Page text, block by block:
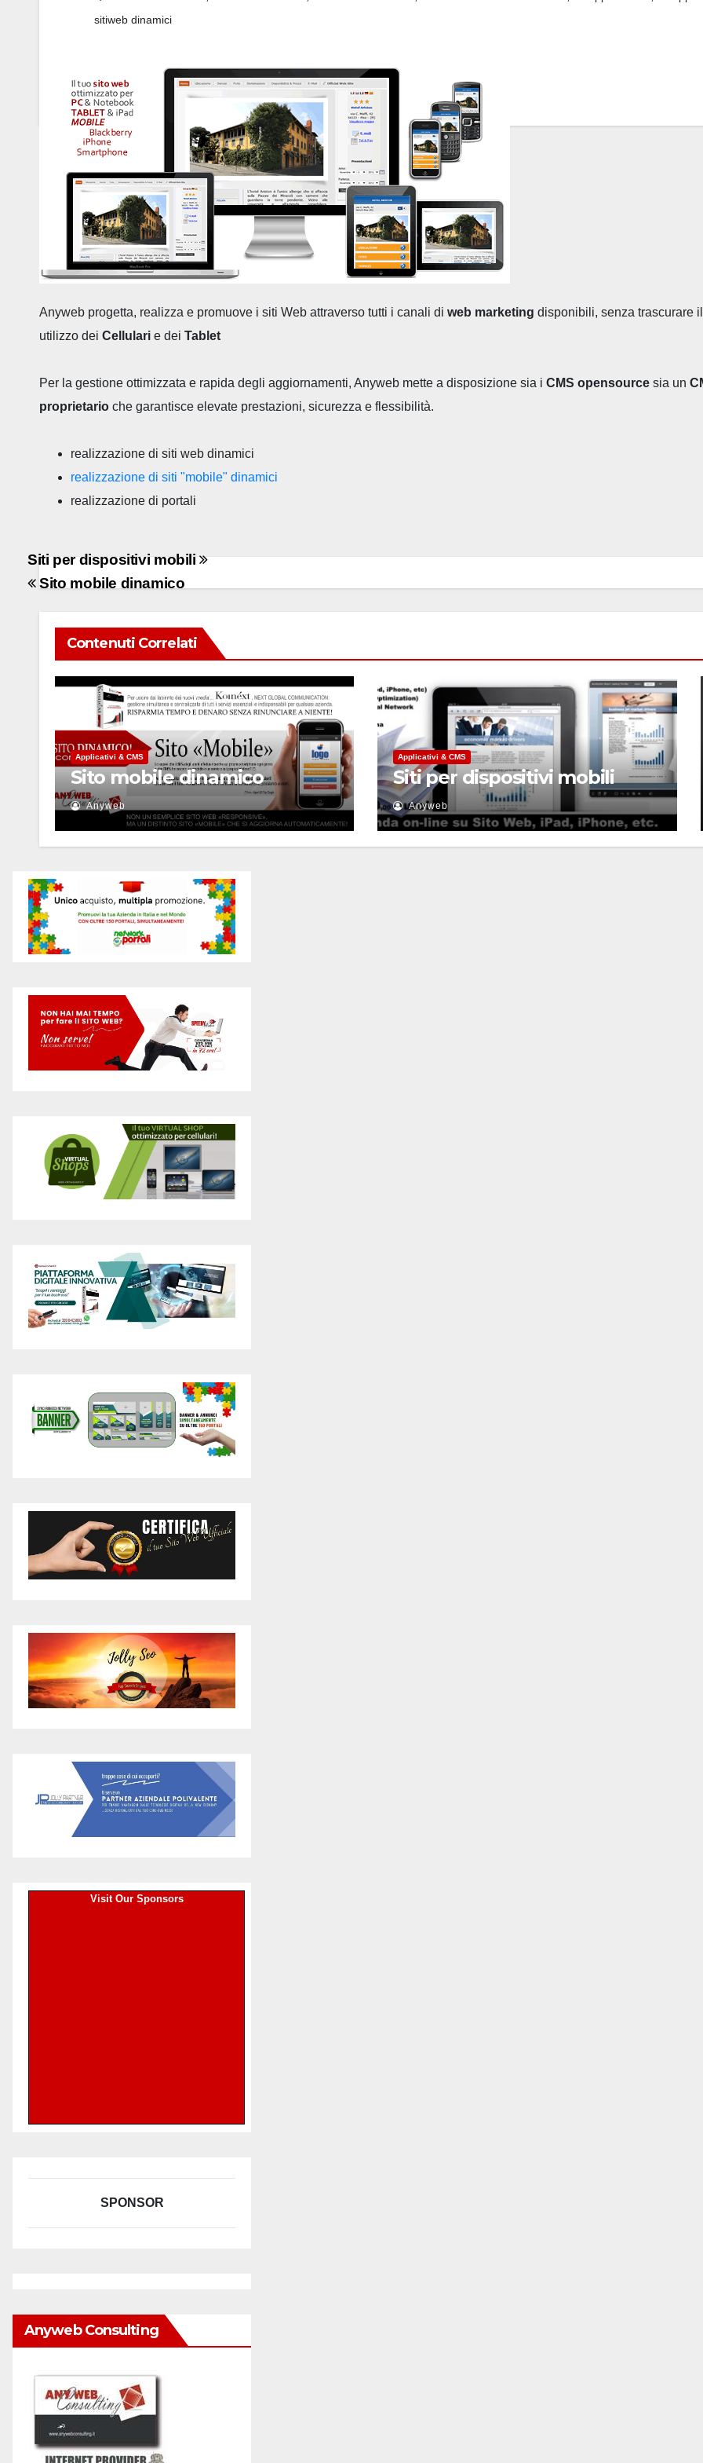
sitiweb dinamici
Anyweb progetta, realizza e promuove i siti Web attraverso tutti i canali di web marketing disponibili, senza trascurare
utilizzo dei Cellulari e dei Tablet
Per la gestione ottimizzata e rapida degli aggiornamenti, Anyweb mette a disposizione sia i CMS opensource sia un
proprietario che garantisce elevate prestazioni, sicurezza e flessibilità.
realizzazione di siti web dinamici
realizzazione di siti "mobile" dinamici
realizzazione di portali
Navigazione
articoli
Siti per dispositivi mobili
Sito mobile dinamico
Contenuti Correlati
Applicativi & CMS
Sito mobile dinamico
Anyweb
Applicativi & CMS
Siti per dispositivi mobili
Anyweb
Visit Our Sponsors
SPONSOR
Anyweb Consulting